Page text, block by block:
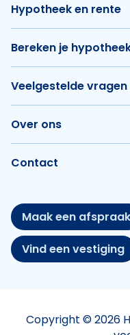
Hypotheek en rente
Bereken je
Veelgestelde vragen
Over ons
Contact
Maak een afspraak
Vind een vestiging
Copyright © 2026